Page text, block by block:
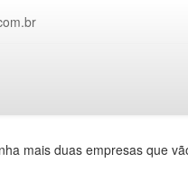
mais duas empresas que